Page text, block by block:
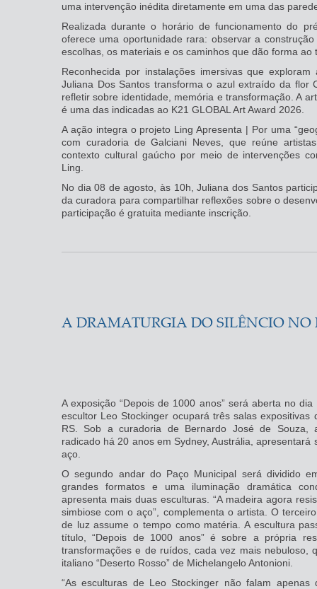
uma intervenção inédita diretamente em uma das
Realizada durante o horário de funcionamento do
oferece uma oportunidade rara: observar a
escolhas, os materiais e os caminhos que dão forma ao
Reconhecida por instalações imersivas que
Juliana Dos Santos transforma o azul extraído da flor
refletir sobre identidade, memória e transformação. A
é uma das indicadas ao K21 GLOBAL Art Award 2026.
A ação integra o projeto Ling Apresenta | Por uma
com curadoria de Galciani Neves, que reúne
contexto cultural gaúcho por meio de intervenções
Ling.
No dia 08 de agosto, às 10h, Juliana dos Santos
da curadora para compartilhar reflexões sobre o
participação é gratuita mediante inscrição.
A DRAMATURGIA DO SILÊNCIO NO
A exposição “Depois de 1000 anos” será aberta no
escultor Leo Stockinger ocupará três salas
RS. Sob a curadoria de Bernardo José de Souza,
radicado há 20 anos em Sydney, Austrália,
aço.
O segundo andar do Paço Municipal será dividido
grandes formatos e uma iluminação dramática
apresenta mais duas esculturas. “A madeira agora
simbiose com o aço”, complementa o artista. O
de luz assume o tempo como matéria. A escultura
título, “Depois de 1000 anos” é sobre a própria
transformações e de ruídos, cada vez mais nebuloso,
italiano “Deserto Rosso” de Michelangelo Antonioni.
“As esculturas de Leo Stockinger não falam